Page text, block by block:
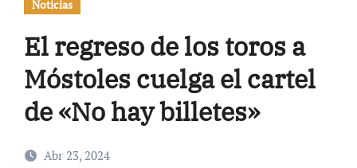
Noticias
El regreso de los toros a
Móstoles cuelga el cartel
de «No hay billetes»
Abr 23, 2024